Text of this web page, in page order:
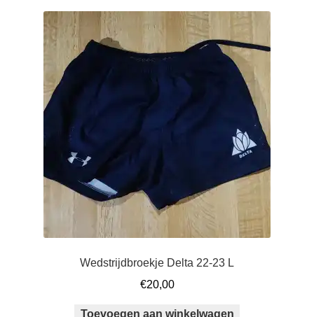
Wedstrijdbroekje Delta 22-23 L
€20,00
Toevoegen aan winkelwagen